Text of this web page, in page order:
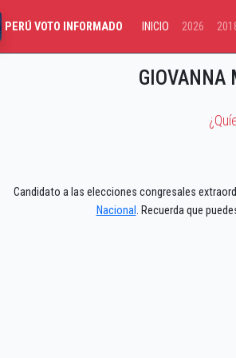
PERÚ VOTO INFORMADO INICIO 2026
GIOVANNA
Candidato a las elecciones congresales
Nacional. Recuerda que